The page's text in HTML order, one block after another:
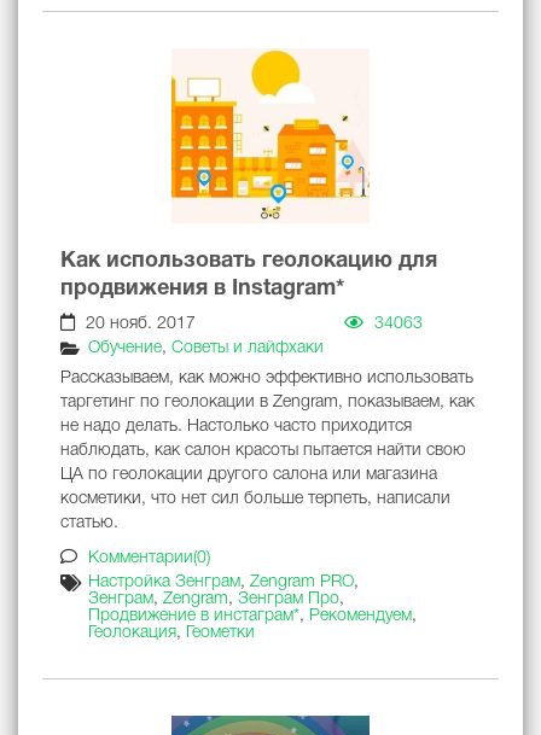
Как использовать геолокацию для
продвижения в Instagram*
20 нояб. 2017
34063
Обучение, Советы и лайфхаки
Рассказываем, как можно эффективно использовать
таргетинг по геолокации в Zengram, показываем, как
не надо делать. Настолько часто приходится
наблюдать, как салон красоты пытается найти свою
ЦА по геолокации другого салона или магазина
косметики, что нет сил больше терпеть, написали
статью.
Комментарии(0)
Настройка Зенграм, Zengram PRO,
Зенграм, Zengram, Зенграм Про,
Продвижение в инстаграм*, Рекомендуем,
Геолокация, Геометки